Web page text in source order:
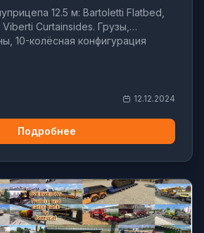
12.5 м: Bartoletti Flatbed,
Curtainsides. Грузы,
10-колёсная конфигурация
12.12.2024
Подробнее